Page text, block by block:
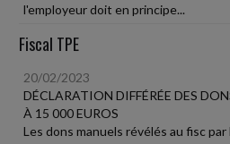
l'employeur doit en principe...
Fiscal TPE
20/02/2023
DÉCLARATION DIFFÉRÉE DES
À 15 000 EUROS
Les dons manuels révélés au fisc